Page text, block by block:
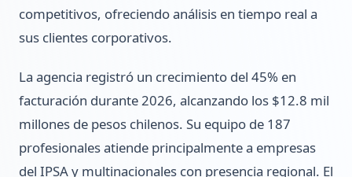
competitivos, ofreciendo análisis en tiempo real a
sus clientes corporativos.
La agencia registró un crecimiento del 45% en
facturación durante 2026, alcanzando los $12.8 mil
millones de pesos chilenos. Su equipo de 187
profesionales atiende principalmente a empresas
del IPSA y multinacionales con presencia regional. El